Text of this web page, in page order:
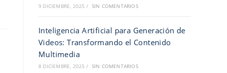
9 DICIEMBRE, 2025 / SIN COMENTARIOS
Inteligencia Artificial para Generación de
Videos: Transformando el Contenido
Multimedia
8 DICIEMBRE, 2025 / SIN COMENTARIOS